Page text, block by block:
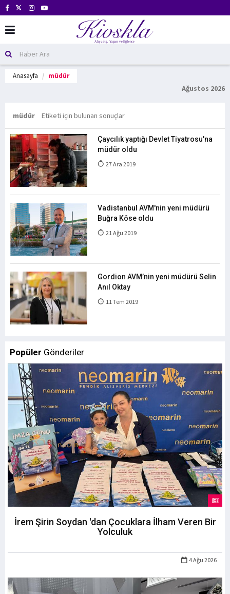
Anasayfa müdür
Ağustos 2026
müdür Etiketi için bulunan sonuçlar
Çaycılık yaptığı Devlet Tiyatrosu'na
müdür oldu
27 Ara 2019
Vadistanbul AVM'nin yeni müdürü
Buğra Köse oldu
21 Ağu 2019
Gordion AVM’nin yeni müdürü Selin
Anıl Oktay
11 Tem 2019
Popüler Gönderiler
İrem Şirin Soydan 'dan Çocuklara İlham Veren Bir
Yolculuk
4 Ağu 2026